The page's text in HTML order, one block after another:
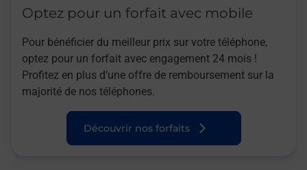
Optez pour un forfait avec mobile
Pour bénéficier du meilleur prix sur votre téléphone,
optez pour un forfait avec engagement 24 mois !
Profitez en plus d’une offre de remboursement sur la
majorité de nos téléphones.
Découvrir nos forfaits